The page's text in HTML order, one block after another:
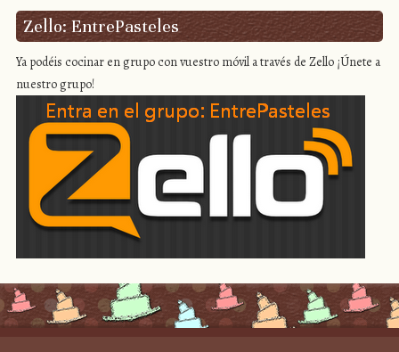
Zello: EntrePasteles
Ya podéis cocinar en grupo con vuestro móvil a través de Zello ¡Únete a
nuestro grupo!